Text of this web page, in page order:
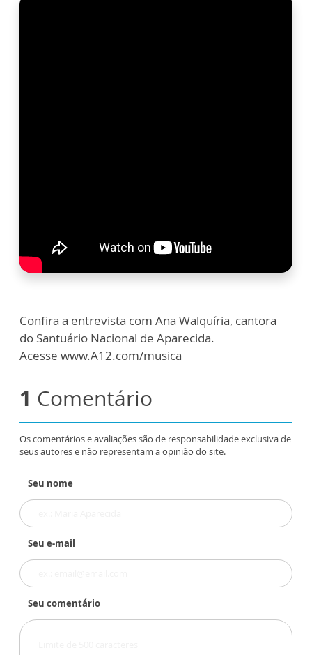
Confira a entrevista com Ana Walquíria, cantora
do Santuário Nacional de Aparecida.
Acesse www.A12.com/musica
1 Comentário
Os comentários e avaliações são de responsabilidade exclusiva de
seus autores e não representam a opinião do site.
Seu nome
Seu e-mail
Seu comentário